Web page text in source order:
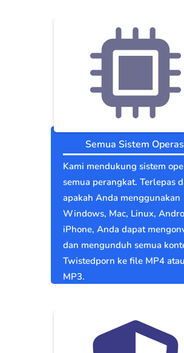
Semua Sistem
Kami mendukung sistem
semua perangkat. Terlepas
apakah Anda menggunakan
Windows, Mac, Linux,
iPhone, Anda dapat
dan mengunduh semua
Twistedporn ke file MP4 atau
MP3.